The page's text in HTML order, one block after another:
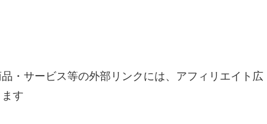
・サービス等の外部リンクには、アフィリエイト広
す